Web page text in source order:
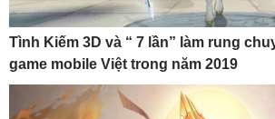
Tình Kiếm 3D và “ 7 lần” làm rung
game mobile Việt trong năm 2019